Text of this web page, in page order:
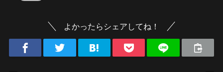
よかったらシェアしてね！